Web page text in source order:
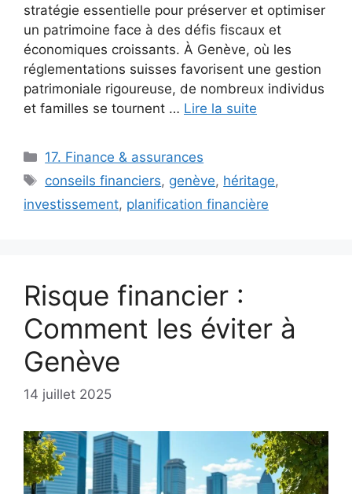
stratégie essentielle pour préserver et optimiser
un patrimoine face à des défis fiscaux et
économiques croissants. À Genève, où les
réglementations suisses favorisent une gestion
patrimoniale rigoureuse, de nombreux individus
et familles se tournent … Lire la suite
Catégories
17. Finance & assurances
Étiquettes
conseils financiers, genève, héritage,
investissement, planification financière
Risque financier :
Comment les éviter à
Genève
14 juillet 2025